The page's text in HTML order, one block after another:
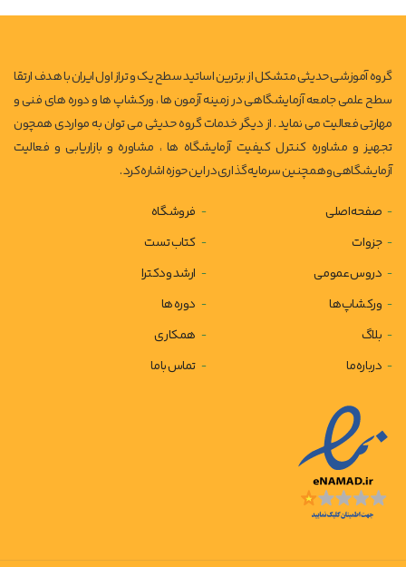
گروه آموزشی حدیثی متشکل از برترین اساتید سطح یک و تراز اول ایران با هدف ارتقا
سطح علمی جامعه آزمایشگاهی در زمینه آزمون ها ، ورکشاپ ها و دوره های فنی و
مهارتی فعالیت می نماید . از دیگر خدمات گروه حدیثی می توان به مواردی همچون
تجهیز و مشاوره کنترل کیفیت آزمایشگاه ها ، مشاوره و بازاریابی و فعالیت
آزمایشگاهی و همچنین سرمایه گذاری در این حوزه اشاره کرد .
صفحه اصلی
فروشگاه
جزوات
کتاب تست
دروس عمومی
ارشد و دکترا
ورکشاپ ها
دوره ها
بلاگ
همکاری
درباره ما
تماس با ما